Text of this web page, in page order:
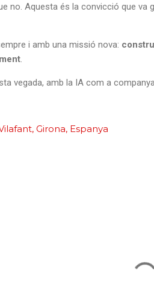
no. Aquesta és la convicció que
i amb una missió nova:
vegada, amb la IA com a
Girona, Espanya